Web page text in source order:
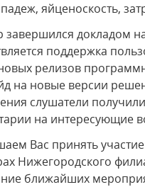
яйценоскость,
завершился докладом
поддержка
релизов
на новые версии
слушатели
на интересующие
Вас принять
Нижегородского
ближайших